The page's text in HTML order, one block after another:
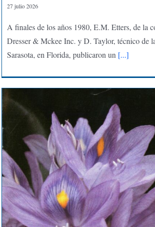
27 julio 2026
A finales de los años 1980, E.M. Etters, de la
Dresser & Mckee Inc. y D. Taylor, técnico de
Sarasota, en Florida, publicaron un [...]